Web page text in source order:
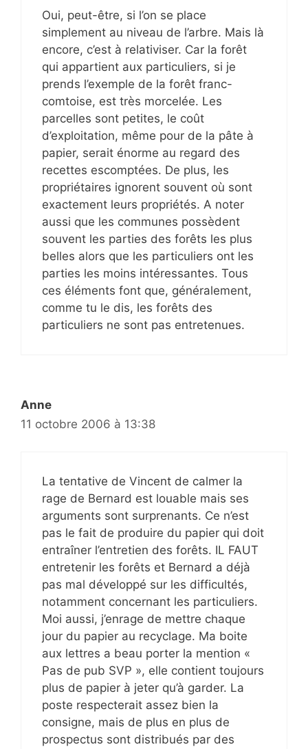
Oui, peut-être, si l’on se place
simplement au niveau de l’arbre. Mais là
encore, c’est à relativiser. Car la forêt
qui appartient aux particuliers, si je
prends l’exemple de la forêt franc-
comtoise, est très morcelée. Les
parcelles sont petites, le coût
d’exploitation, même pour de la pâte à
papier, serait énorme au regard des
recettes escomptées. De plus, les
propriétaires ignorent souvent où sont
exactement leurs propriétés. A noter
aussi que les communes possèdent
souvent les parties des forêts les plus
belles alors que les particuliers ont les
parties les moins intéressantes. Tous
ces éléments font que, généralement,
comme tu le dis, les forêts des
particuliers ne sont pas entretenues.
Anne
11 octobre 2006 à 13:38
La tentative de Vincent de calmer la
rage de Bernard est louable mais ses
arguments sont surprenants. Ce n’est
pas le fait de produire du papier qui doit
entraîner l’entretien des forêts. IL FAUT
entretenir les forêts et Bernard a déjà
pas mal développé sur les difficultés,
notamment concernant les particuliers.
Moi aussi, j’enrage de mettre chaque
jour du papier au recyclage. Ma boite
aux lettres a beau porter la mention «
Pas de pub SVP », elle contient toujours
plus de papier à jeter qu’à garder. La
poste respecterait assez bien la
consigne, mais de plus en plus de
prospectus sont distribués par des